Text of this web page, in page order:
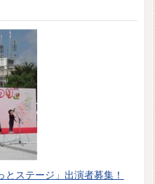
ステージ」出演者募集！